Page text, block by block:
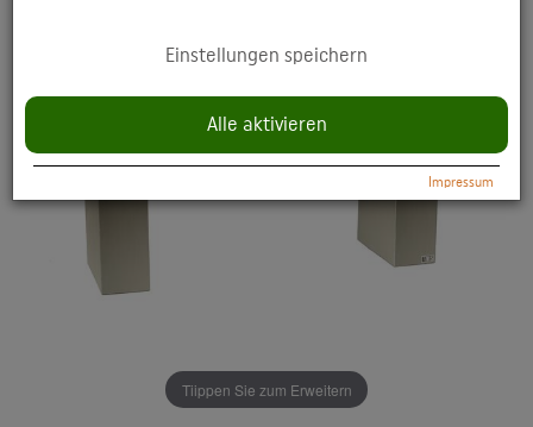
Tiippen Sie zum Erweitern
Datenschutzerklärung:https://policies.google.com/privacy
Einstellungen speichern
Alle aktivieren
Impressum